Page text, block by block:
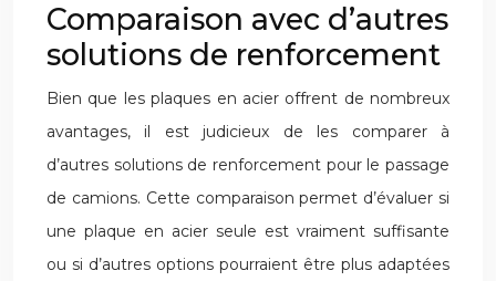
Comparaison avec d’autres
solutions de renforcement
Bien que les plaques en acier offrent de nombreux
avantages, il est judicieux de les comparer à
d’autres solutions de renforcement pour le passage
de camions. Cette comparaison permet d’évaluer si
une plaque en acier seule est vraiment suffisante
ou si d’autres options pourraient être plus adaptées